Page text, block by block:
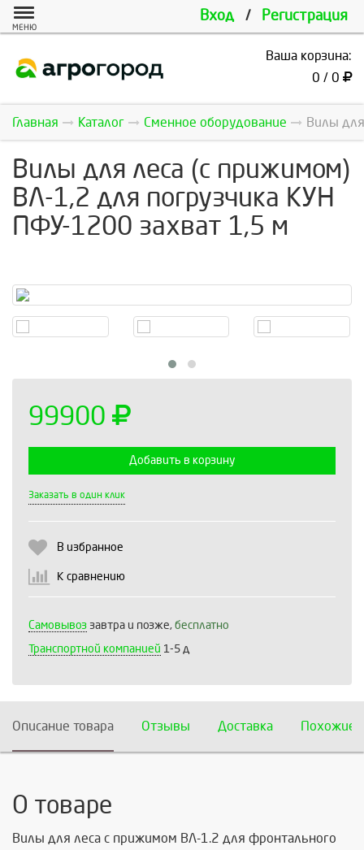
Вход / Регистрация
МЕНЮ
Ваша корзина:
0 / 0
Главная Каталог Сменное оборудование Вилы
Вилы для леса (с прижимом)
ВЛ-1,2 для погрузчика КУН
ПФУ-1200 захват 1,5 м
99900
Добавить в корзину
Заказать в один клик
В избранное
К сравнению
Самовывоз завтра и позже, бесплатно
Транспортной компанией 1-5 д
Описание товара Отзывы Доставка Похожие
О товаре
Вилы для леса с прижимом ВЛ-1.2 для фронтального